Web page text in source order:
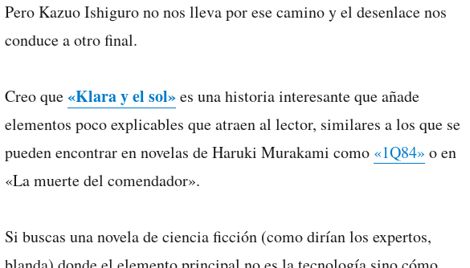
Pero Kazuo Ishiguro no nos lleva por ese camino y el desenlace nos
conduce a otro final.
Creo que«Klara y el sol»es una historia interesante que añade
elementos poco explicables que atraen al lector, similares a los que se
pueden encontrar en novelas de Haruki Murakami como «1Q84» o en
«La muerte del comendador».
Si buscas una novela de ciencia ficción (como dirían los expertos,